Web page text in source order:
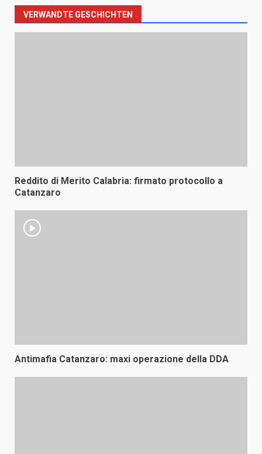
VERWANDTE GESCHICHTEN
Reddito di Merito Calabria: firmato protocollo a
Catanzaro
Antimafia Catanzaro: maxi operazione della DDA